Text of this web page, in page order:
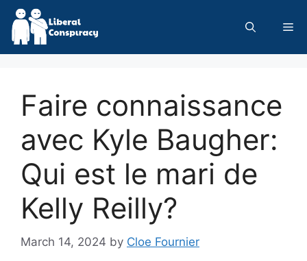
Skip
content
Faire connaissance
avec Kyle Baugher:
Qui est le mari de
Kelly Reilly?
March 14, 2024 by Cloe Fournier